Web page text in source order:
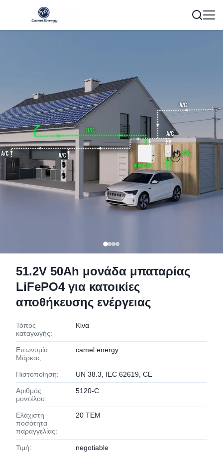
51.2V 50Ah μονάδα μπαταρίας
LiFePO4 για κατοικίες
αποθήκευσης ενέργειας
Τόπος
καταγωγής:
Κίνα
Επωνυμία
Μάρκας:
camel energy
Πιστοποίηση: UN 38.3, IEC 62619, CE
Αριθμός
μοντέλου:
5120-C
Ελάχιστη
ποσότητα
παραγγελίας:
20 ΤΕΜ
Τιμή: negotiable